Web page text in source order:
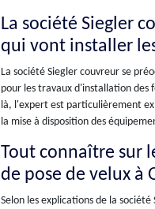
La société Siegler
qui vont installer
La société Siegler couvreur se
pour les travaux d'installation des
là, l'expert est particulièrement
la mise à disposition des
Tout connaître sur
de pose de velux à
Selon les explications de la